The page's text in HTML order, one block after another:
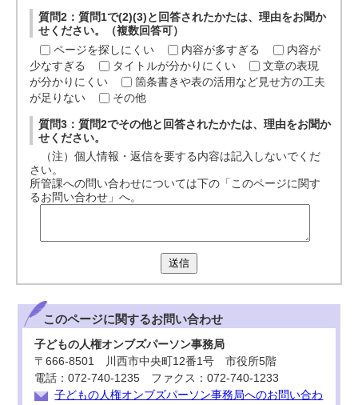
質問2：質問1で(2)(3)と回答されたかたは、理由をお聞か
せください。（複数回答可）
ページを探しにくい
内容が多すぎる
内容が
少なすぎる
タイトルが分かりにくい
文章の表現
が分かりにくい
箇条書きや表の活用など見せ方の工夫
が足りない
その他
質問3：質問2でその他と回答されたかたは、理由をお聞か
せください。
（注）個人情報・返信を要する内容は記入しないでくだ
さい。
所管課への問い合わせについては下の「このページに関す
るお問い合わせ」へ。
送信
このページに関するお問い合わせ
子どもの人権オンブズパーソン事務局
〒666-8501 川西市中央町12番1号 市役所5階
電話：072-740-1235 ファクス：072-740-1233
子どもの人権オンブズパーソン事務局へのお問い合わ